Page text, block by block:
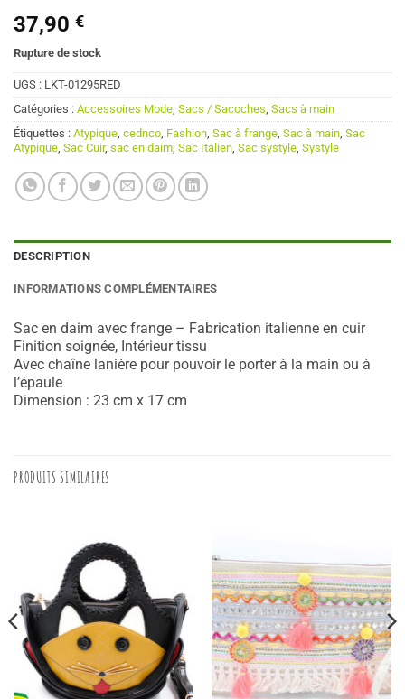
37,90 €
Rupture de stock
UGS : LKT-01295RED
Catégories : Accessoires Mode Sacs / Sacoches Sacs à main
Étiquettes : Atypique cednco Fashion Sac à frange Sac à main Sac
Atypique Sac Cuir, sac en daim Sac Italien Sac systyle Systyle
DESCRIPTION
INFORMATIONS COMPLÉMENTAIRES
Sac en daim avec frange – Fabrication italienne en cuir
Finition soignée, Intérieur tissu
Avec chaîne lanière pour pouvoir le porter à la main ou à
l’épaule
Dimension : 23 cm x 17 cm
PRODUITS SIMILAIRES